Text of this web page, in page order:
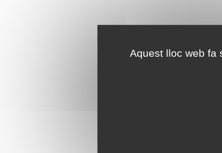
Aquest lloc web fa